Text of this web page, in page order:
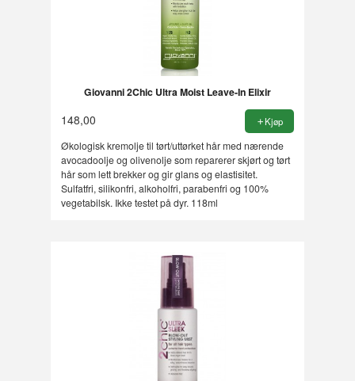
Giovanni 2Chic Ultra Moist Leave-In Elixir
148,00 Kjøp
Økologisk kremolje til tørt/uttørket hår med nærende
avocadoolje og olivenolje som reparerer skjørt og tørt
hår som lett brekker og gir glans og elastisitet.
Sulfatfri, silikonfri, alkoholfri, parabenfri og 100%
vegetabilsk. Ikke testet på dyr. 118ml